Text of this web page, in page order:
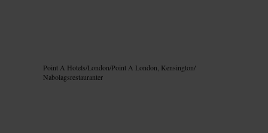
Point A Hotels/London/Point A London, Kensington/
Nabolagsrestauranter